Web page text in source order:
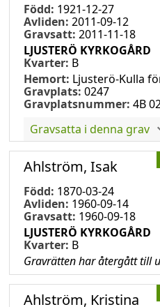
Född: 1921-12-27
Avliden: 2011-09-12
Gravsatt: 2011-11-18
LJUSTERÖ KYRKOGÅRD
Kvarter: B
Hemort: Ljusterö-Kulla
Gravplats: 0247
Gravplatsnummer: 4B
Gravsatta i denna grav
Ahlström, Isak
Född: 1870-03-24
Avliden: 1960-09-14
Gravsatt: 1960-09-18
LJUSTERÖ KYRKOGÅRD
Kvarter: B
Gravrätten har återgått till
Ahlström, Kristina